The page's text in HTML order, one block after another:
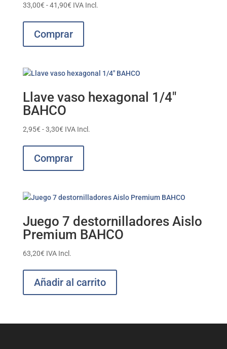
33,00€ - 41,90€Rango
desde
41,90€
IVA Incl.
Comprar
Las
se
en
la
de
Llave vaso hexagonal 1/4″
BAHCO
2,95€ - 3,30€Rango
desde
3,30€
IVA Incl.
Comprar
Las
se
pueden
la
página
de
Juego 7 destornilladores Aislo
Premium BAHCO
63,20€ IVA Incl.
Añadir al carrito